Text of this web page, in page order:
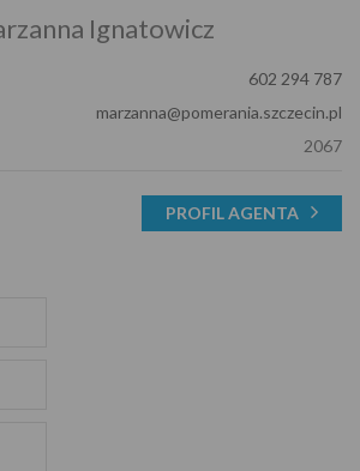
Ignatowicz
602 294 787
marzanna@pomerania.szczecin.pl
2067
PROFIL AGENTA